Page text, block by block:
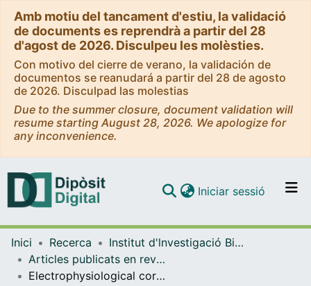
Amb motiu del tancament d'estiu, la validació
de documents es reprendrà a partir del 28
d'agost de 2026. Disculpeu les molèsties.
Con motivo del cierre de verano, la validación de
documentos se reanudará a partir del 28 de agosto
de 2026. Disculpad las molestias
Due to the summer closure, document validation will
resume starting August 28, 2026. We apologize for
any inconvenience.
Navega per tot el DD
Iniciar sessió (current)
Inici Recerca
Institut d'lnvestigació Biomèdica de Bellvitge (IDIBELL)
Articles publicats en revistes (Institut d'lnvestigació Biomèdica de Bellvitge (IDIBELL))
Electrophysiological correlates of feedback processing in subarachnoid hemorrhage patients